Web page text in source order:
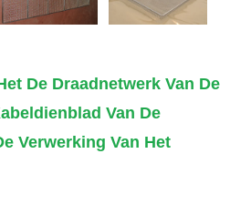
De Draadnetwerk Van De
Van De
Verwerking Van Het